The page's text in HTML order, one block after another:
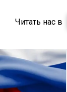
Читать нас в